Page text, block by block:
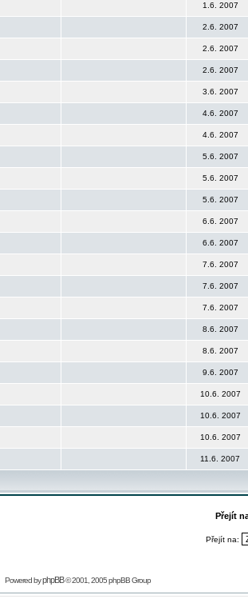
1.6. 2007
2.6. 2007
2.6. 2007
2.6. 2007
3.6. 2007
4.6. 2007
4.6. 2007
5.6. 2007
5.6. 2007
5.6. 2007
6.6. 2007
6.6. 2007
7.6. 2007
7.6. 2007
7.6. 2007
8.6. 2007
8.6. 2007
9.6. 2007
10.6. 2007
10.6. 2007
10.6. 2007
11.6. 2007
Přejít
Přejít na:
Powered byphpBB© 2001, 2005 phpBB Group